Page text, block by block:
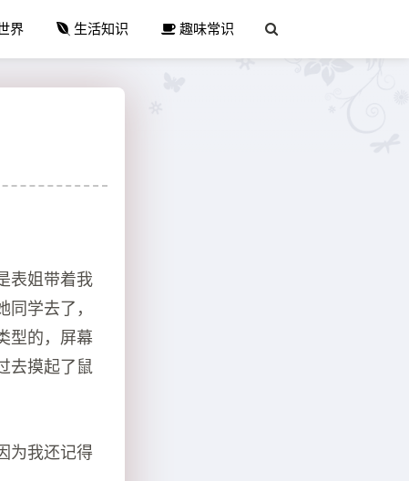
界 生活知识 趣味常识
表姐带着我
学去了，
型的，屏幕
去摸起了鼠
为我还记得